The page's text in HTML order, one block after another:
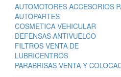
AUTOMOTORES ACCESORIOS
AUTOPARTES
COSMETICA VEHICULAR
DEFENSAS ANTIVUELCO
FILTROS VENTA DE
LUBRICENTROS
PARABRISAS VENTA Y